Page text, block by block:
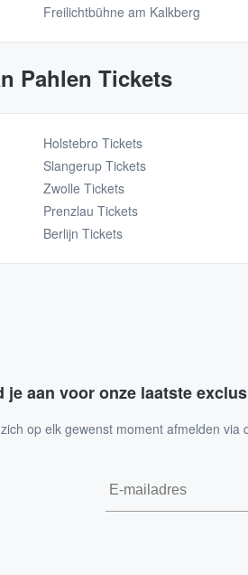
Freilichtbühne am Kalkberg
Pahlen Tickets
Holstebro Tickets
Slangerup Tickets
Zwolle Tickets
Prenzlau Tickets
Berlijn Tickets
je aan voor onze laatste
op elk gewenst moment afmelden via